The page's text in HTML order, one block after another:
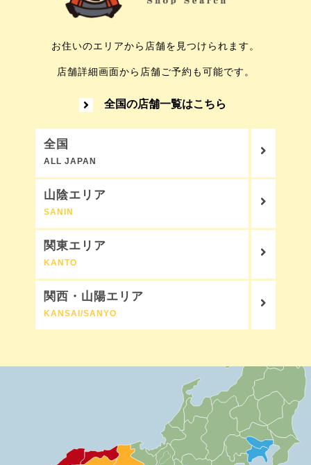
お住いのエリアから店舗を見つけられます。
店舗詳細画面から店舗ご予約も可能です。
全国の店舗一覧はこちら
全国
ALL JAPAN
山陰エリア
SANIN
関東エリア
KANTO
関西・山陽エリア
KANSAI/SANYO